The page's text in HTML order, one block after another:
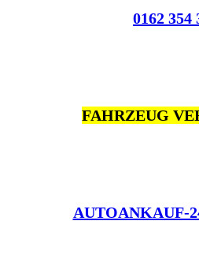
0162 354
FAHRZEUG
AUTOANKAUF-